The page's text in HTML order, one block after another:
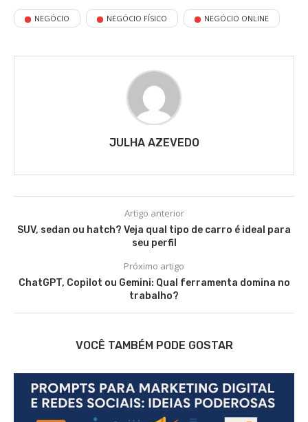
NEGÓCIO NEGÓCIO FÍSICO NEGÓCIO ONLINE
JULHA AZEVEDO
Artigo anterior
SUV, sedan ou hatch? Veja qual tipo de carro é ideal para
seu perfil
Próximo artigo
ChatGPT, Copilot ou Gemini: Qual ferramenta domina no
trabalho?
VOCÊ TAMBÉM PODE GOSTAR